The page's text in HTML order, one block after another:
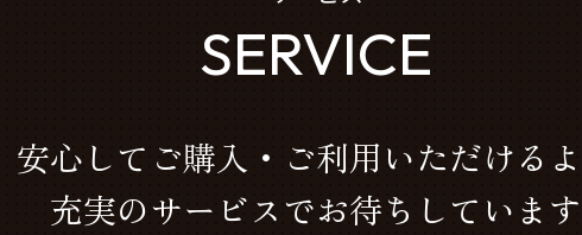
SERVICE
安心してご購入・ご利用いただける
充実のサービスでお待ちしています